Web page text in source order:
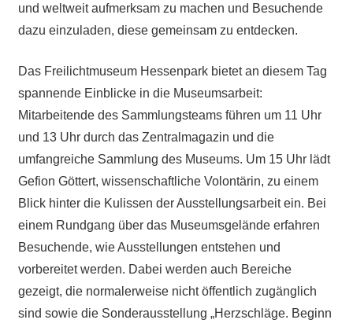
und weltweit aufmerksam zu machen und Besuchende
dazu einzuladen, diese gemeinsam zu entdecken.
Das Freilichtmuseum Hessenpark bietet an diesem Tag
spannende Einblicke in die Museumsarbeit:
Mitarbeitende des Sammlungsteams führen um 11 Uhr
und 13 Uhr durch das Zentralmagazin und die
umfangreiche Sammlung des Museums. Um 15 Uhr lädt
Gefion Göttert, wissenschaftliche Volontärin, zu einem
Blick hinter die Kulissen der Ausstellungsarbeit ein. Bei
einem Rundgang über das Museumsgelände erfahren
Besuchende, wie Ausstellungen entstehen und
vorbereitet werden. Dabei werden auch Bereiche
gezeigt, die normalerweise nicht öffentlich zugänglich
sind sowie die Sonderausstellung „Herzschläge. Beginn